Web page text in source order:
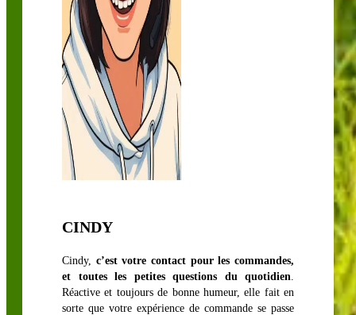
CINDY
Cindy, c’est votre contact pour les commandes,
et toutes les petites questions du quotidien.
Réactive et toujours de bonne humeur, elle fait en
sorte que votre expérience de commande se passe